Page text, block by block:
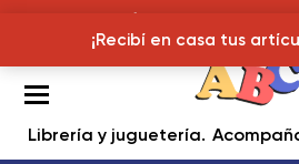
¡Recibí en casa tus
Librería y juguetería
¡Recibí en casa tus